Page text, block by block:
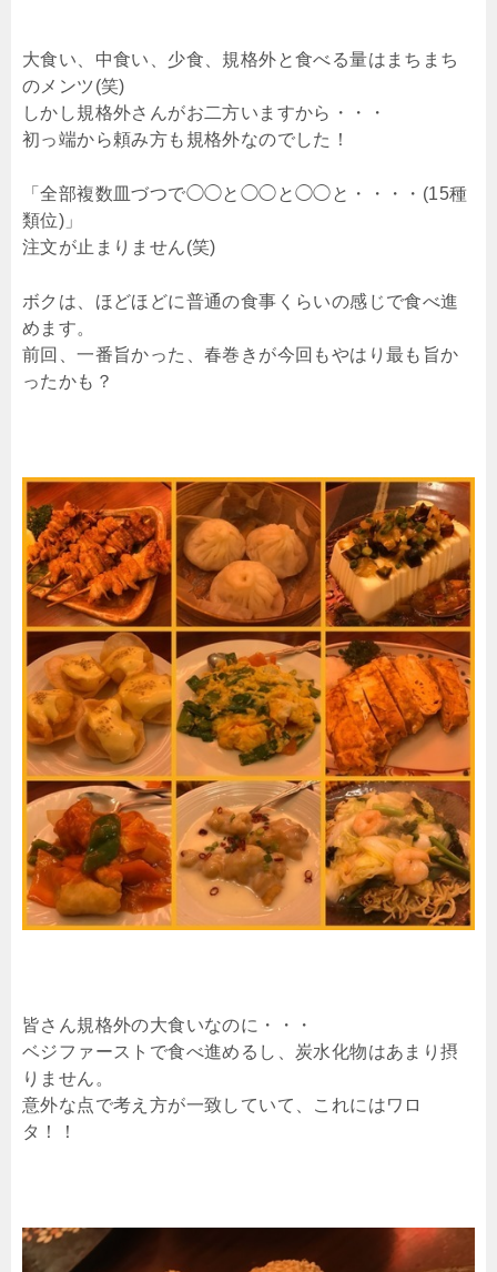
大食い、中食い、少食、規格外と食べる量はまちまち
のメンツ(笑)
しかし規格外さんがお二方いますから・・・
初っ端から頼み方も規格外なのでした！
「全部複数皿づつで◯◯と◯◯と◯◯と・・・・(15種
類位)」
注文が止まりません(笑)
ボクは、ほどほどに普通の食事くらいの感じで食べ進
めます。
前回、一番旨かった、春巻きが今回もやはり最も旨か
ったかも？
皆さん規格外の大食いなのに・・・
ベジファーストで食べ進めるし、炭水化物はあまり摂
りません。
意外な点で考え方が一致していて、これにはワロ
タ！！